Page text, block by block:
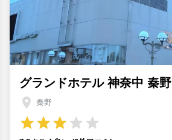
グランドホテル 神奈中 秦野
秦野